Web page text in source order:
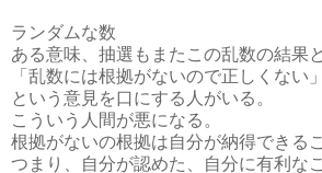
ランダムな数
ある意味、抽選もまたこの乱数の結果
「乱数には根拠がないので正しくない」
という意見を口にする人がいる。
こういう人間が悪になる。
根拠がないの根拠は自分が納得できる
つまり、自分が認めた、自分に有利な